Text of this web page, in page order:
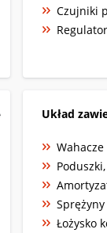
Czujniki
Układ
Wahacze
Łożysko